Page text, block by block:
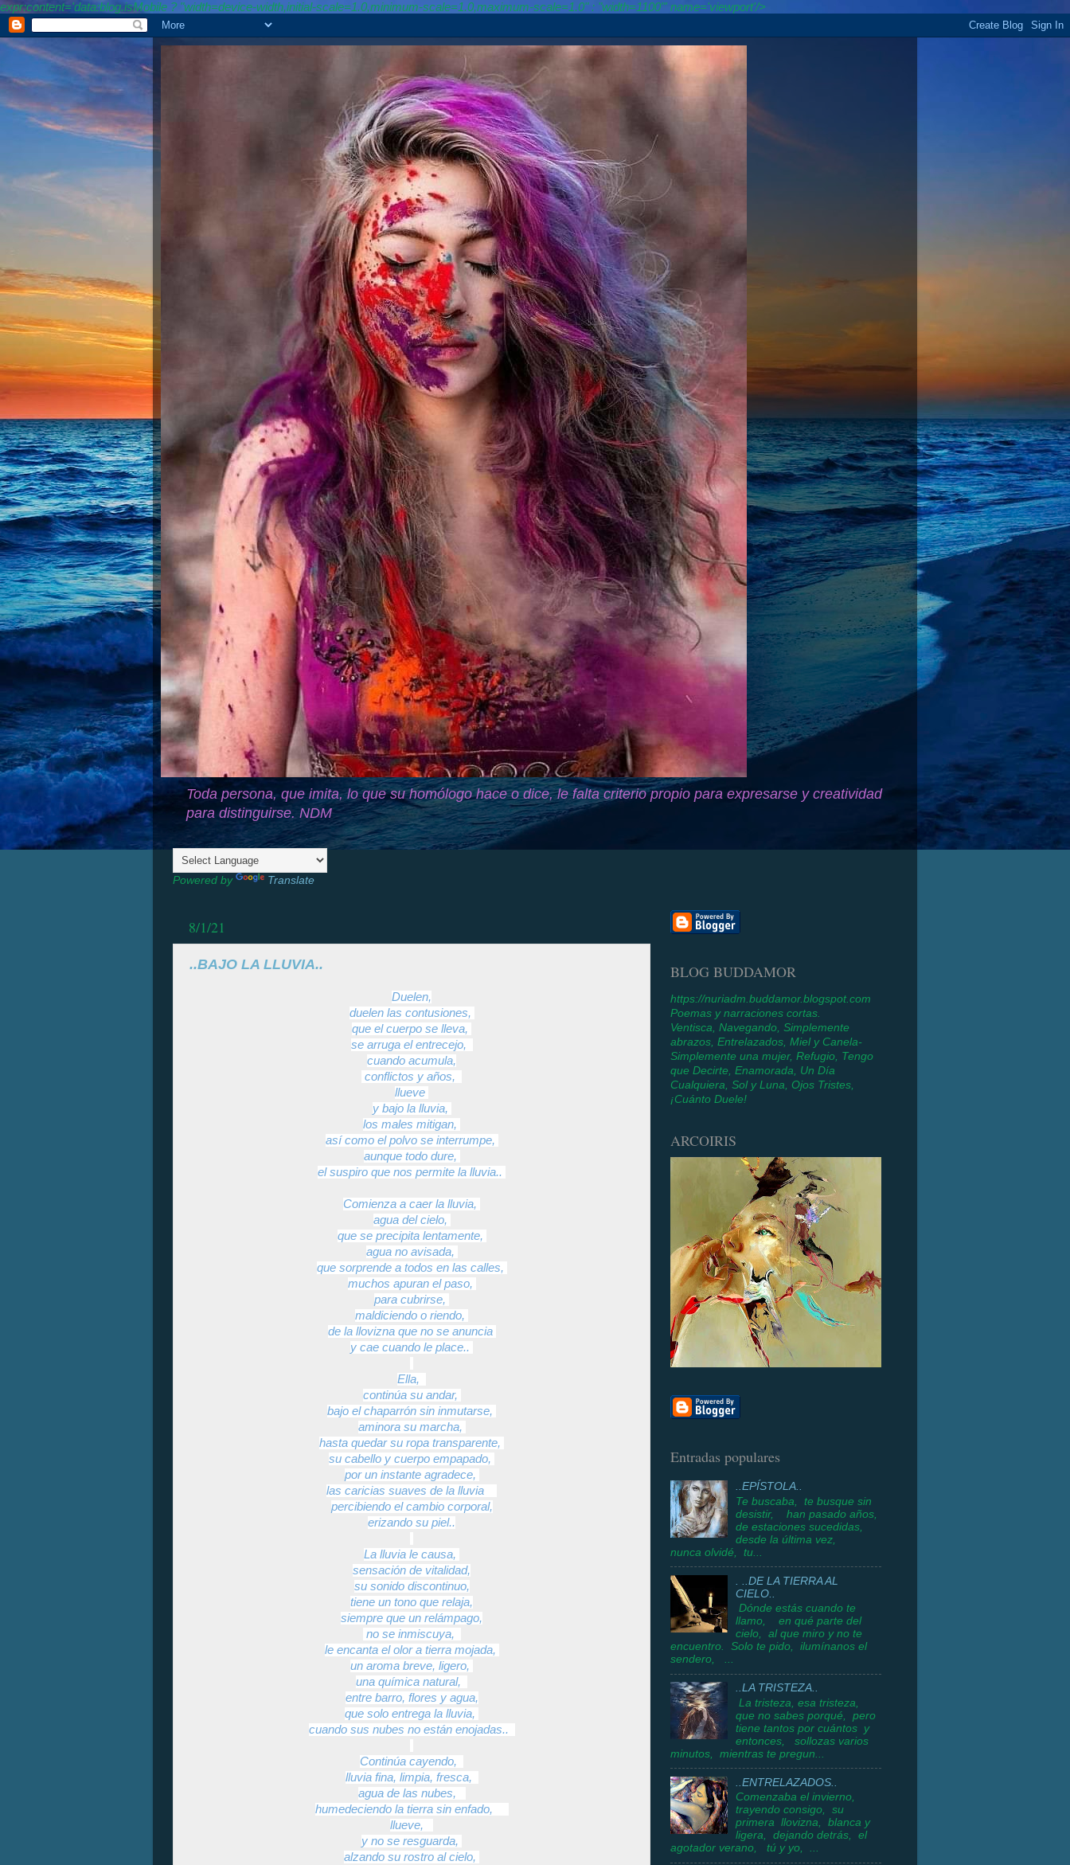
expr:content='data:blog.isMobile ? "width=device-width,initial-scale=1.0,minimum-scale=1.0,maximum-scale=1.0" : "width=1100"' name='viewport'/>
Toda persona, que imita, lo que su homólogo hace o dice, le falta criterio propio para expresarse y creatividad
para distinguirse. NDM
Powered by Translate
8/1/21
..BAJO LA LLUVIA..
Duelen,
duelen las contusiones,
que el cuerpo se lleva,
se arruga el entrecejo,
cuando acumula,
conflictos y años,
llueve
y bajo la lluvia,
los males mitigan,
así como el polvo se interrumpe,
aunque todo dure,
el suspiro que nos permite la lluvia..
Comienza a caer la lluvia,
agua del cielo,
que se precipita lentamente,
agua no avisada,
que sorprende a todos en las calles,
muchos apuran el paso,
para cubrirse,
maldiciendo o riendo,
de la llovizna que no se anuncia
y cae cuando le place..
Ella,
continúa su andar,
bajo el chaparrón sin inmutarse,
aminora su marcha,
hasta quedar su ropa transparente,
su cabello y cuerpo empapado,
por un instante agradece,
las caricias suaves de la lluvia
percibiendo el cambio corporal,
erizando su piel..
La lluvia le causa,
sensación de vitalidad,
su sonido discontinuo,
tiene un tono que relaja,
siempre que un relámpago,
no se inmiscuya,
le encanta el olor a tierra mojada,
un aroma breve, ligero,
una química natural,
entre barro, flores y agua,
que solo entrega la lluvia,
cuando sus nubes no están enojadas..
Continúa cayendo,
lluvia fina, limpia, fresca,
agua de las nubes,
humedeciendo la tierra sin enfado,
llueve,
y no se resguarda,
alzando su rostro al cielo,
BLOG BUDDAMOR
https://nuriadm.buddamor.blogspot.com
Poemas y narraciones cortas.
Ventisca, Navegando, Simplemente
abrazos, Entrelazados, Miel y Canela-
Simplemente una mujer, Refugio, Tengo
que Decirte, Enamorada, Un Día
Cualquiera, Sol y Luna, Ojos Tristes,
¡Cuánto Duele!
ARCOIRIS
Entradas populares
..EPÍSTOLA..
Te buscaba, te busque sin
desistir, han pasado años,
de estaciones sucedidas,
desde la última vez,
nunca olvidé, tu...
. ..DE LA TIERRA AL
CIELO..
Dónde estás cuando te
llamo, en qué parte del
cielo, al que miro y no te
encuentro. Solo te pido, ilumínanos el
sendero, ...
..LA TRISTEZA..
La tristeza, esa tristeza,
que no sabes porqué, pero
tiene tantos por cuántos y
entonces, sollozas varios
minutos, mientras te pregun...
..ENTRELAZADOS..
Comenzaba el invierno,
trayendo consigo, su
primera llovizna, blanca y
ligera, dejando detrás, el
agotador verano, tú y yo, ...